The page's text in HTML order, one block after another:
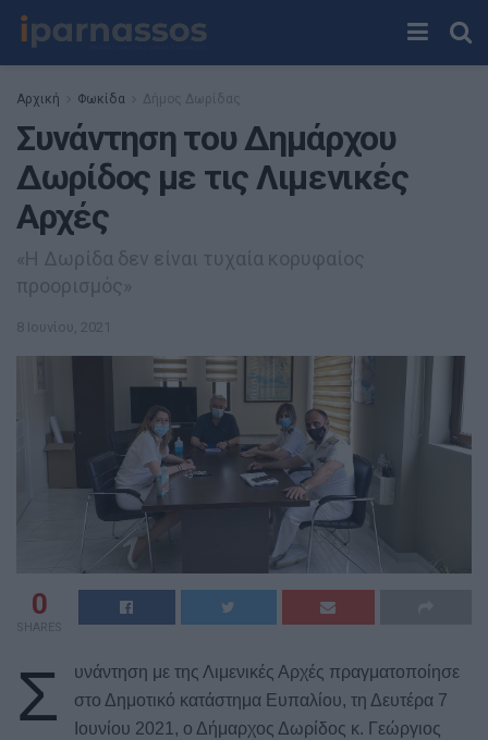
Αρχική Φωκίδα Δήμος Δωρίδας
Συνάντηση του Δημάρχου
Δωρίδος με τις Λιμενικές
Αρχές
«Η Δωρίδα δεν είναι τυχαία κορυφαίος
προορισμός»
8 Ιουνίου, 2021
0
SHARES
Σ
υνάντηση με της Λιμενικές Αρχές πραγματοποίησε
στο Δημοτικό κατάστημα Ευπαλίου, τη Δευτέρα 7
Ιουνίου 2021, ο Δήμαρχος Δωρίδος κ. Γεώργιος